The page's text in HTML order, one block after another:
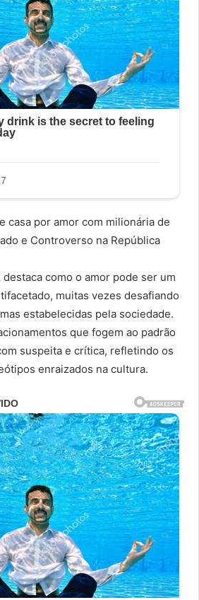
casa por amor com milionária de
e Controverso na República
como o amor pode ser um
muitas vezes desafiando
estabelecidas pela sociedade.
que fogem ao padrão
suspeita e crítica, refletindo os
enraizados na cultura.